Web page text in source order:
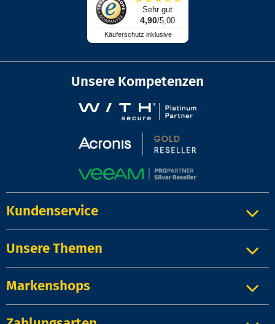
Sehr gut
4,90/5,00
Käuferschutz inklusive
Unsere Kompetenzen
Kundenservice
Unsere Themen
Markenshops